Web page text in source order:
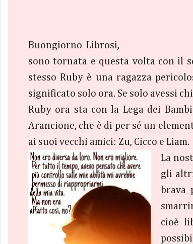
Buongiorno Librosi,
sono tornata e questa volta con il
stesso Ruby è una ragazza
significato solo ora. Se solo avessi
Ruby ora sta con la Lega dei
Arancione, che è di per sé un
ai suoi vecchi amici: Zu, Cicco e Liam.
La
gli
brava
cioè